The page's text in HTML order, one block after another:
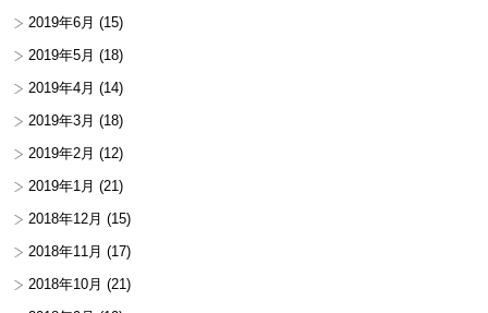
2019年6月 (15)
2019年5月 (18)
2019年4月 (14)
2019年3月 (18)
2019年2月 (12)
2019年1月 (21)
2018年12月 (15)
2018年11月 (17)
2018年10月 (21)